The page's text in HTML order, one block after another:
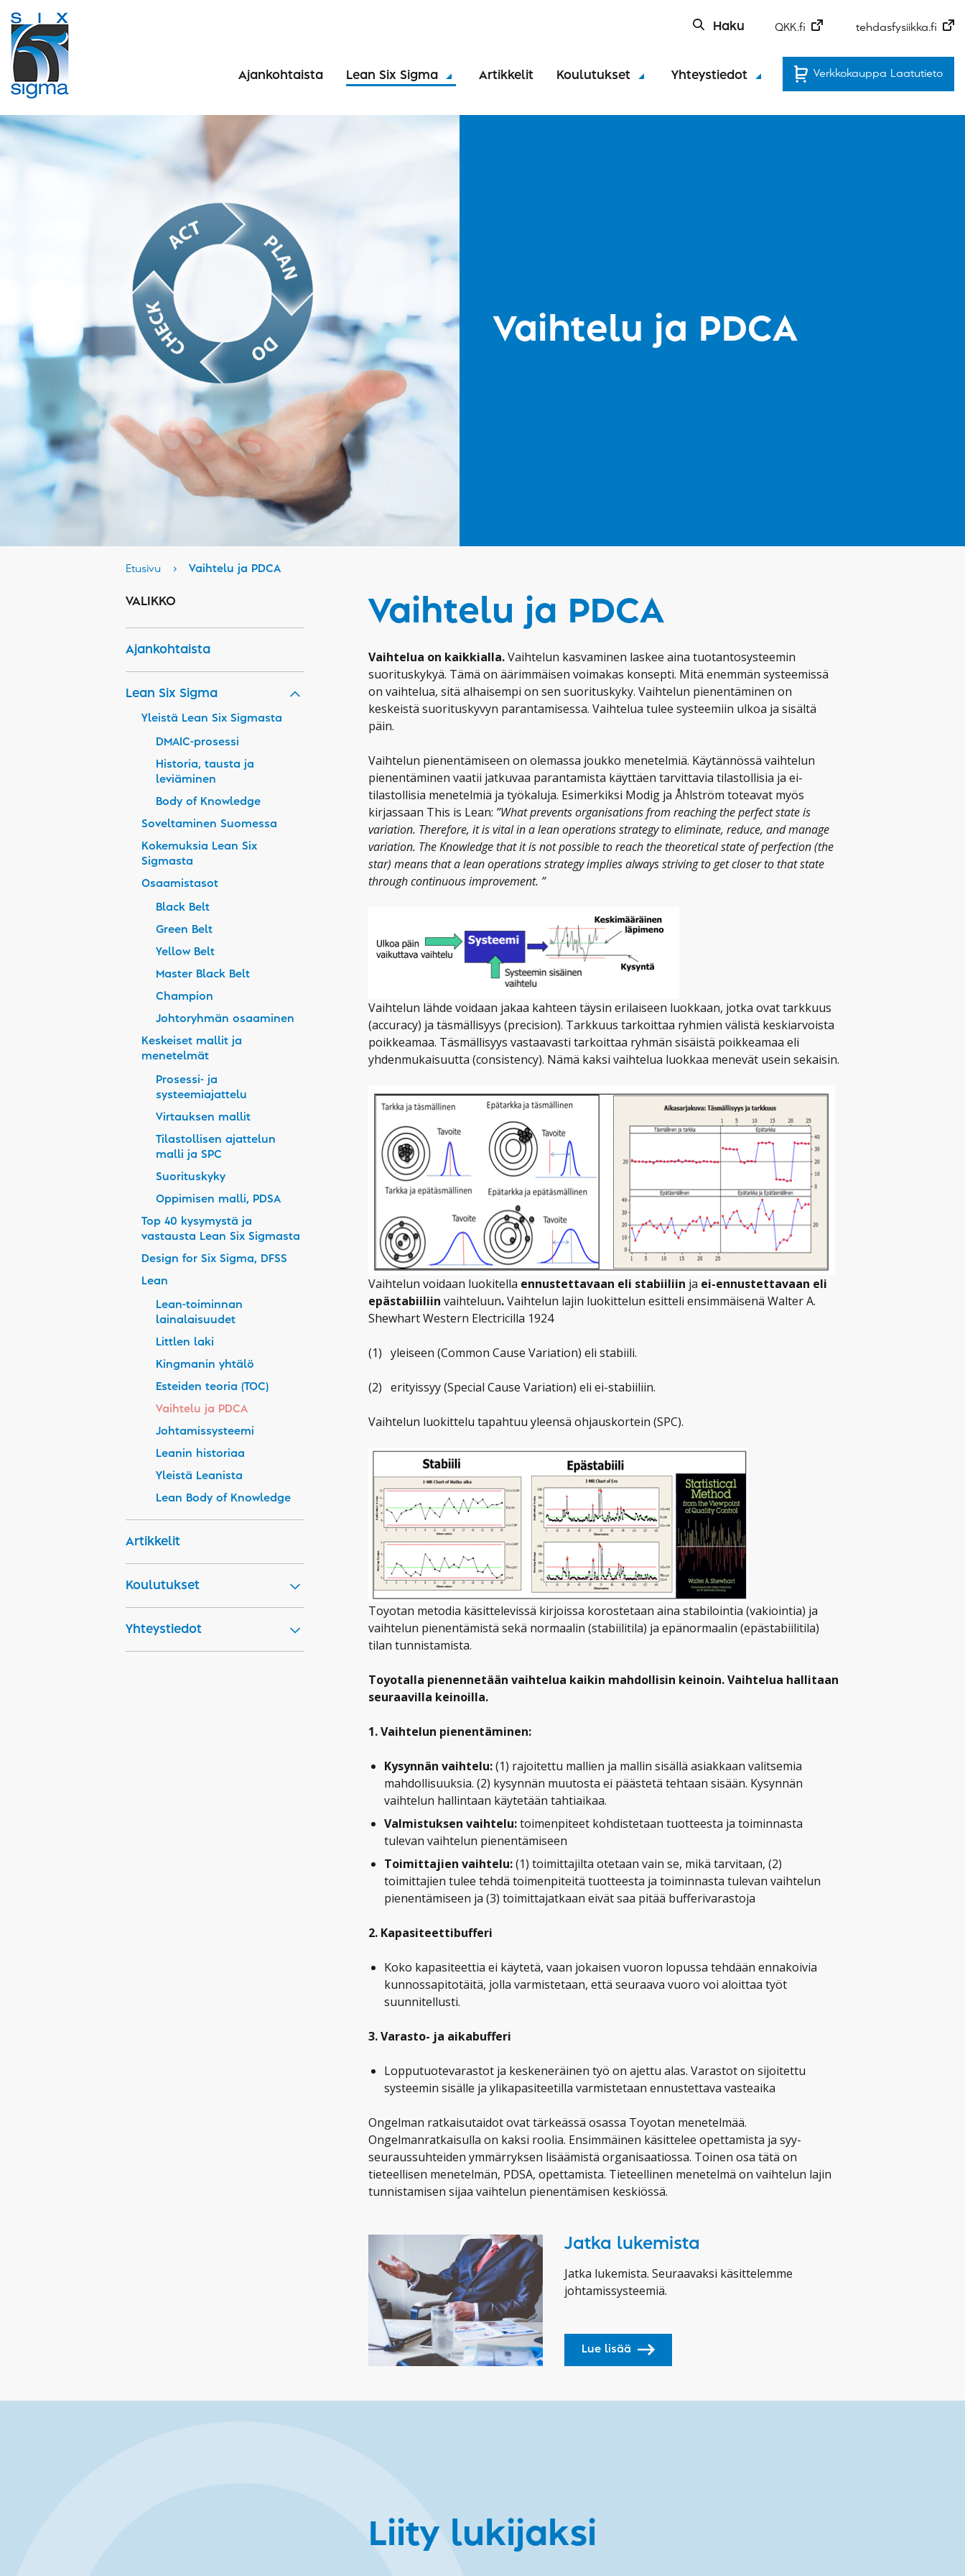
Haku QKK.fi tehdasfysiikka.fi
Ajankohtaista Lean Six Sigma Artikkelit Koulutukset Yhteystiedot Verkkokauppa Laatutieto
Vaihtelu ja PDCA
Etusivu › Vaihtelu ja PDCA
VALIKKO
Ajankohtaista
Lean Six Sigma
Yleistä Lean Six Sigmasta
DMAIC-prosessi
Historia, tausta ja
leviäminen
Body of Knowledge
Soveltaminen Suomessa
Kokemuksia Lean Six
Sigmasta
Osaamistasot
Black Belt
Green Belt
Yellow Belt
Master Black Belt
Champion
Johtoryhmän osaaminen
Keskeiset mallit ja
menetelmät
Prosessi- ja
systeemiajattelu
Virtauksen mallit
Tilastollisen ajattelun
malli ja SPC
Suorituskyky
Oppimisen malli, PDSA
Top 40 kysymystä ja
vastausta Lean Six Sigmasta
Design for Six Sigma, DFSS
Lean
Lean-toiminnan
lainalaisuudet
Littlen laki
Kingmanin yhtälö
Esteiden teoria (TOC)
Vaihtelu ja PDCA
Johtamissysteemi
Leanin historiaa
Yleistä Leanista
Lean Body of Knowledge
Artikkelit
Koulutukset
Yhteystiedot
Vaihtelu ja PDCA
Vaihtelua on kaikkialla.Vaihtelun kasvaminen laskee aina tuotantosysteemin
suorituskykyä. Tämä on äärimmäisen voimakas konsepti. Mitä enemmän systeemissä
on vaihtelua, sitä alhaisempi on sen suorituskyky. Vaihtelun pienentäminen on
keskeistä suorituskyvyn parantamisessa. Vaihtelua tulee systeemiin ulkoa ja sisältä
päin.
Vaihtelun pienentämiseen on olemassa joukko menetelmiä. Käytännössä vaihtelun
pienentäminen vaatii jatkuvaa parantamista käyttäen tarvittavia tilastollisia ja ei-
tilastollisia menetelmiä ja työkaluja. Esimerkiksi Modig ja Åhlström toteavat myös
kirjassaan This is Lean: ”What prevents organisations from reaching the perfect state is
variation. Therefore, it is vital in a lean operations strategy to eliminate, reduce, and manage
variation. The Knowledge that it is not possible to reach the theoretical state of perfection (the
star) means that a lean operations strategy implies always striving to get closer to that state
through continuous improvement. ”
Vaihtelun lähde voidaan jakaa kahteen täysin erilaiseen luokkaan, jotka ovat tarkkuus
(accuracy) ja täsmällisyys (precision). Tarkkuus tarkoittaa ryhmien välistä keskiarvoista
poikkeamaa. Täsmällisyys vastaavasti tarkoittaa ryhmän sisäistä poikkeamaa eli
yhdenmukaisuutta (consistency). Nämä kaksi vaihtelua luokkaa menevät usein sekaisin.
Vaihtelun voidaan luokitella ennustettavaan eli stabiiliin ja ei-ennustettavaan eli
epästabiiliin vaihteluun.Vaihtelun lajin luokittelun esitteli ensimmäisenä Walter A.
Shewhart Western Electricilla 1924
(1) yleiseen (Common Cause Variation) eli stabiili.
(2) erityissyy (Special Cause Variation) eli ei-stabiiliin.
Vaihtelun luokittelu tapahtuu yleensä ohjauskortein (SPC).
Toyotan metodia käsittelevissä kirjoissa korostetaan aina stabilointia (vakiointia) ja
vaihtelun pienentämistä sekä normaalin (stabiilitila) ja epänormaalin (epästabiilitila)
tilan tunnistamista.
Toyotalla pienennetään vaihtelua kaikin mahdollisin keinoin. Vaihtelua hallitaan
seuraavilla keinoilla.
1. Vaihtelun pienentäminen:
Kysynnän vaihtelu:(1) rajoitettu mallien ja mallin sisällä asiakkaan valitsemia
mahdollisuuksia. (2) kysynnän muutosta ei päästetä tehtaan sisään. Kysynnän
vaihtelun hallintaan käytetään tahtiaikaa.
Valmistuksen vaihtelu:toimenpiteet kohdistetaan tuotteesta ja toiminnasta
tulevan vaihtelun pienentämiseen
Toimittajien vaihtelu:(1) toimittajilta otetaan vain se, mikä tarvitaan, (2)
toimittajien tulee tehdä toimenpiteitä tuotteesta ja toiminnasta tulevan vaihtelun
pienentämiseen ja (3) toimittajatkaan eivät saa pitää bufferivarastoja
2. Kapasiteettibufferi
Koko kapasiteettia ei käytetä, vaan jokaisen vuoron lopussa tehdään ennakoivia
kunnossapitotäitä, jolla varmistetaan, että seuraava vuoro voi aloittaa työt
suunnitellusti.
3. Varasto- ja aikabufferi
Lopputuotevarastot ja keskeneräinen työ on ajettu alas. Varastot on sijoitettu
systeemin sisälle ja ylikapasiteetilla varmistetaan ennustettava vasteaika
Ongelman ratkaisutaidot ovat tärkeässä osassa Toyotan menetelmää.
Ongelmanratkaisulla on kaksi roolia. Ensimmäinen käsittelee opettamista ja syy-
seuraussuhteiden ymmärryksen lisäämistä organisaatiossa. Toinen osa tätä on
tieteellisen menetelmän, PDSA, opettamista. Tieteellinen menetelmä on vaihtelun lajin
tunnistamisen sijaa vaihtelun pienentämisen keskiössä.
Jatka lukemista
Jatka lukemista. Seuraavaksi käsittelemme
johtamissysteemiä.
Lue lisää
Liity lukijaksi